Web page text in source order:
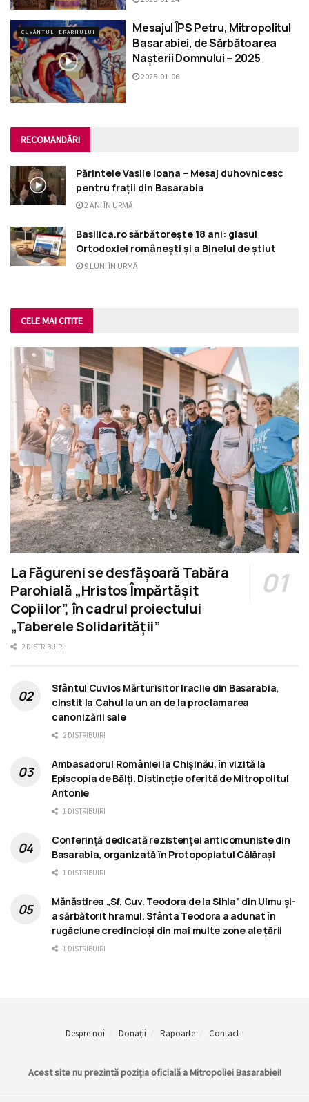
CUVÂNTUL IERARHULUI
Mesajul ÎPS Petru, Mitropolitul
Basarabiei, de Sărbătoarea
Nașterii Domnului – 2025
2025-01-06
RECOMANDĂRI
Părintele Vasile Ioana – Mesaj duhovnicesc
pentru frații din Basarabia
2 ANI ÎN URMĂ
Basilica.ro sărbătorește 18 ani: glasul
Ortodoxiei românești și a Binelui de știut
9 LUNI ÎN URMĂ
CELE MAI CITITE
La Făgureni se desfășoară Tabăra
Parohială „Hristos Împărtășit
Copiilor”, în cadrul proiectului
„Taberele Solidarității”
2 DISTRIBUIRI
Sfântul Cuvios Mărturisitor Iraclie din Basarabia,
cinstit la Cahul la un an de la proclamarea
canonizării sale
2 DISTRIBUIRI
Ambasadorul României la Chișinău, în vizită la
Episcopia de Bălți. Distincție oferită de Mitropolitul
Antonie
1 DISTRIBUIRI
Conferință dedicată rezistenței anticomuniste din
Basarabia, organizată în Protopopiatul Călărași
1 DISTRIBUIRI
Mănăstirea „Sf. Cuv. Teodora de la Sihla” din Ulmu și-
a sărbătorit hramul. Sfânta Teodora a adunat în
rugăciune credincioși din mai multe zone ale țării
1 DISTRIBUIRI
Despre noi Donații Rapoarte Contact
Acest site nu prezintă poziția oficială a Mitropoliei Basarabiei!